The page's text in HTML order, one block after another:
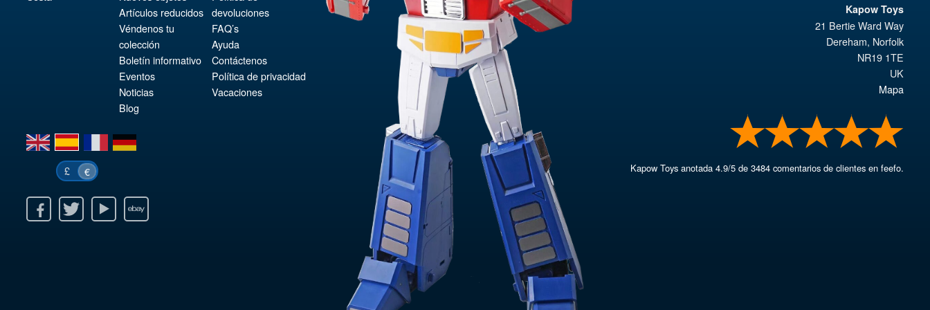
Artículos reducidos
Véndenos tu
colección
Boletín informativo
Eventos
Noticias
Blog
devoluciones
FAQ’s
Ayuda
Contáctenos
Política de privacidad
Vacaciones
en es fr de
£ €
Youtube Ebay
Kapow Toys
21 Bertie Ward Way
Dereham, Norfolk
NR19 1TE
UK
Mapa
Kapow Toys anotada4.9/5 de3484 comentarios de clientes en feefo.